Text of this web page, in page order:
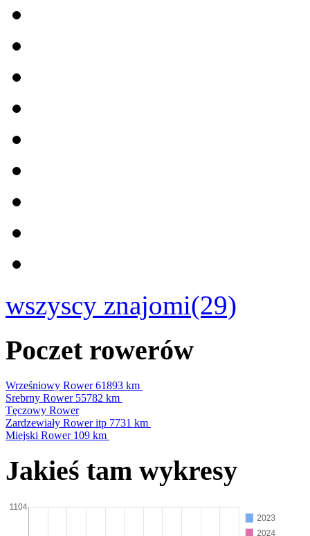
wszyscy znajomi(29)
Poczet rowerów
Wrześniowy Rower61893 km
Srebrny Rower 55782 km
Tęczowy Rower
Zardzewiały Rower itp 7731 km
Miejski Rower 109 km
Jakieś tam wykresy